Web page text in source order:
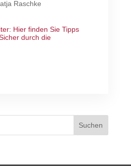
Raschke
Hier finden Sie Tipps
durch die